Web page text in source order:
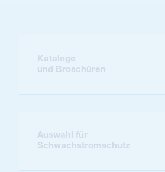
Kataloge
und Broschüren
Auswahl für
Schwachstromschutz